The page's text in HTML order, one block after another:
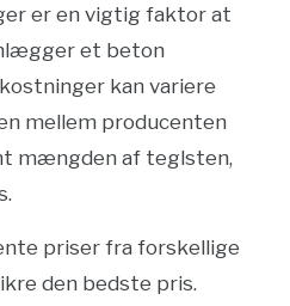
er en vigtig faktor at
et beton
kan variere
mellem producenten
mængden af teglsten,
priser fra forskellige
den bedste pris.